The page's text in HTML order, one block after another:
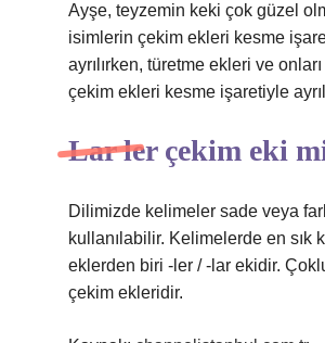
Ayşe, teyzemin keki çok güzel
isimlerin çekim ekleri kesme
ayrılırken, türetme ekleri ve
çekim ekleri kesme işaretiyle
Lar ler çekim eki
Dilimizde kelimeler sade veya
kullanılabilir. Kelimelerde en sık
eklerden biri -ler / -lar ekidir.
çekim ekleridir.